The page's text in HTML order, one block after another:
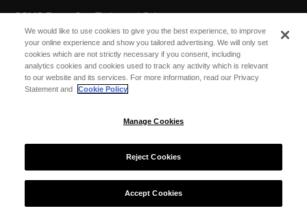
AUSTRALIA/OCEANIA
COMO The Treasury, Perth
We would like to use cookies to give you the best experience, to improve
your online experience and show you tailored advertising. We will only set
cookies which are not strictly necessary if you consent, including
analytics cookies and cookies used to track any activity which is relevant
to our website and its services. For more information, read our Privacy
Statement and
Cookie Policy
Manage Cookies
Reject Cookies
Accept Cookies